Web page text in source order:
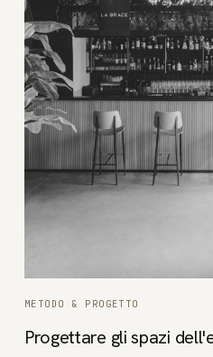
METODO & PROGETTO
Progettare gli spazi